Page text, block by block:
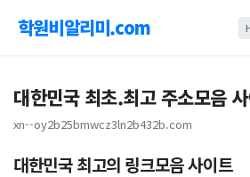
학원비알리미.com
대한민국 최초.최고 주소모음
xn--oy2b25bmwcz3ln2b432b.com
대한민국 최고의 링크모음 사이트